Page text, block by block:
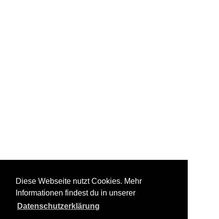
Diese Webseite nutzt Cookies. Mehr
Informationen findest du in unserer
Datenschutzerklärung